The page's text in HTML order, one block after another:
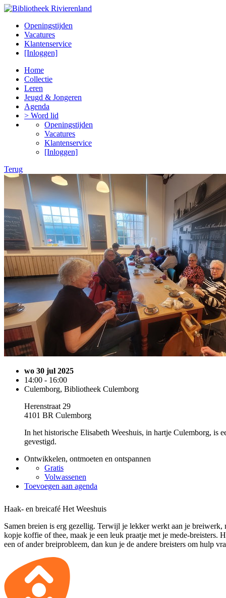
Openingstijden
Vacatures
Klantenservice
[Inloggen]
Home
Collectie
Leren
Jeugd & Jongeren
Agenda
> Word lid
Openingstijden
Vacatures
Klantenservice
[Inloggen]
Terug
wo 30 jul 2025
14:00 - 16:00
Culemborg, Bibliotheek Culemborg
Herenstraat 29
4101 BR Culemborg
In het historische Elisabeth Weeshuis, in hartje Culemborg, is
gevestigd.
Ontwikkelen, ontmoeten en ontspannen
Gratis
Volwassenen
Toevoegen aan agenda
Haak- en breicafé Het Weeshuis
Samen breien is erg gezellig. Terwijl je lekker werkt aan je breiwerk,
kopje koffie of thee, maak je een leuk praatje met je mede-breisters.
een of ander breiprobleem, dan kun je de andere breisters om hulp